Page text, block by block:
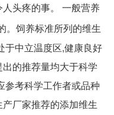
头疼的事。 一般营养
。饲养标准所列的维生
于中立温度区,健康良好
的推荐量均大于科学
参考科学工作者或品种
厂家推荐的添加维生